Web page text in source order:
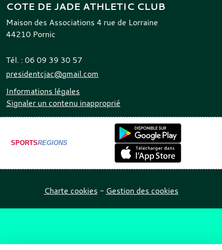
COTE DE JADE ATHLETIC CLUB
Maison des Associations 4 rue de Lorraine
44210 Pornic
Tél. : 06 09 39 30 57
presidentcjac@gmail.com
Informations légales
Signaler un contenu inapproprié
SPORTSREGIONS
Charte cookies Gestion des cookies